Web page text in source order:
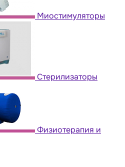
Миостимуляторы
Стерилизаторы
Физиотерапия и